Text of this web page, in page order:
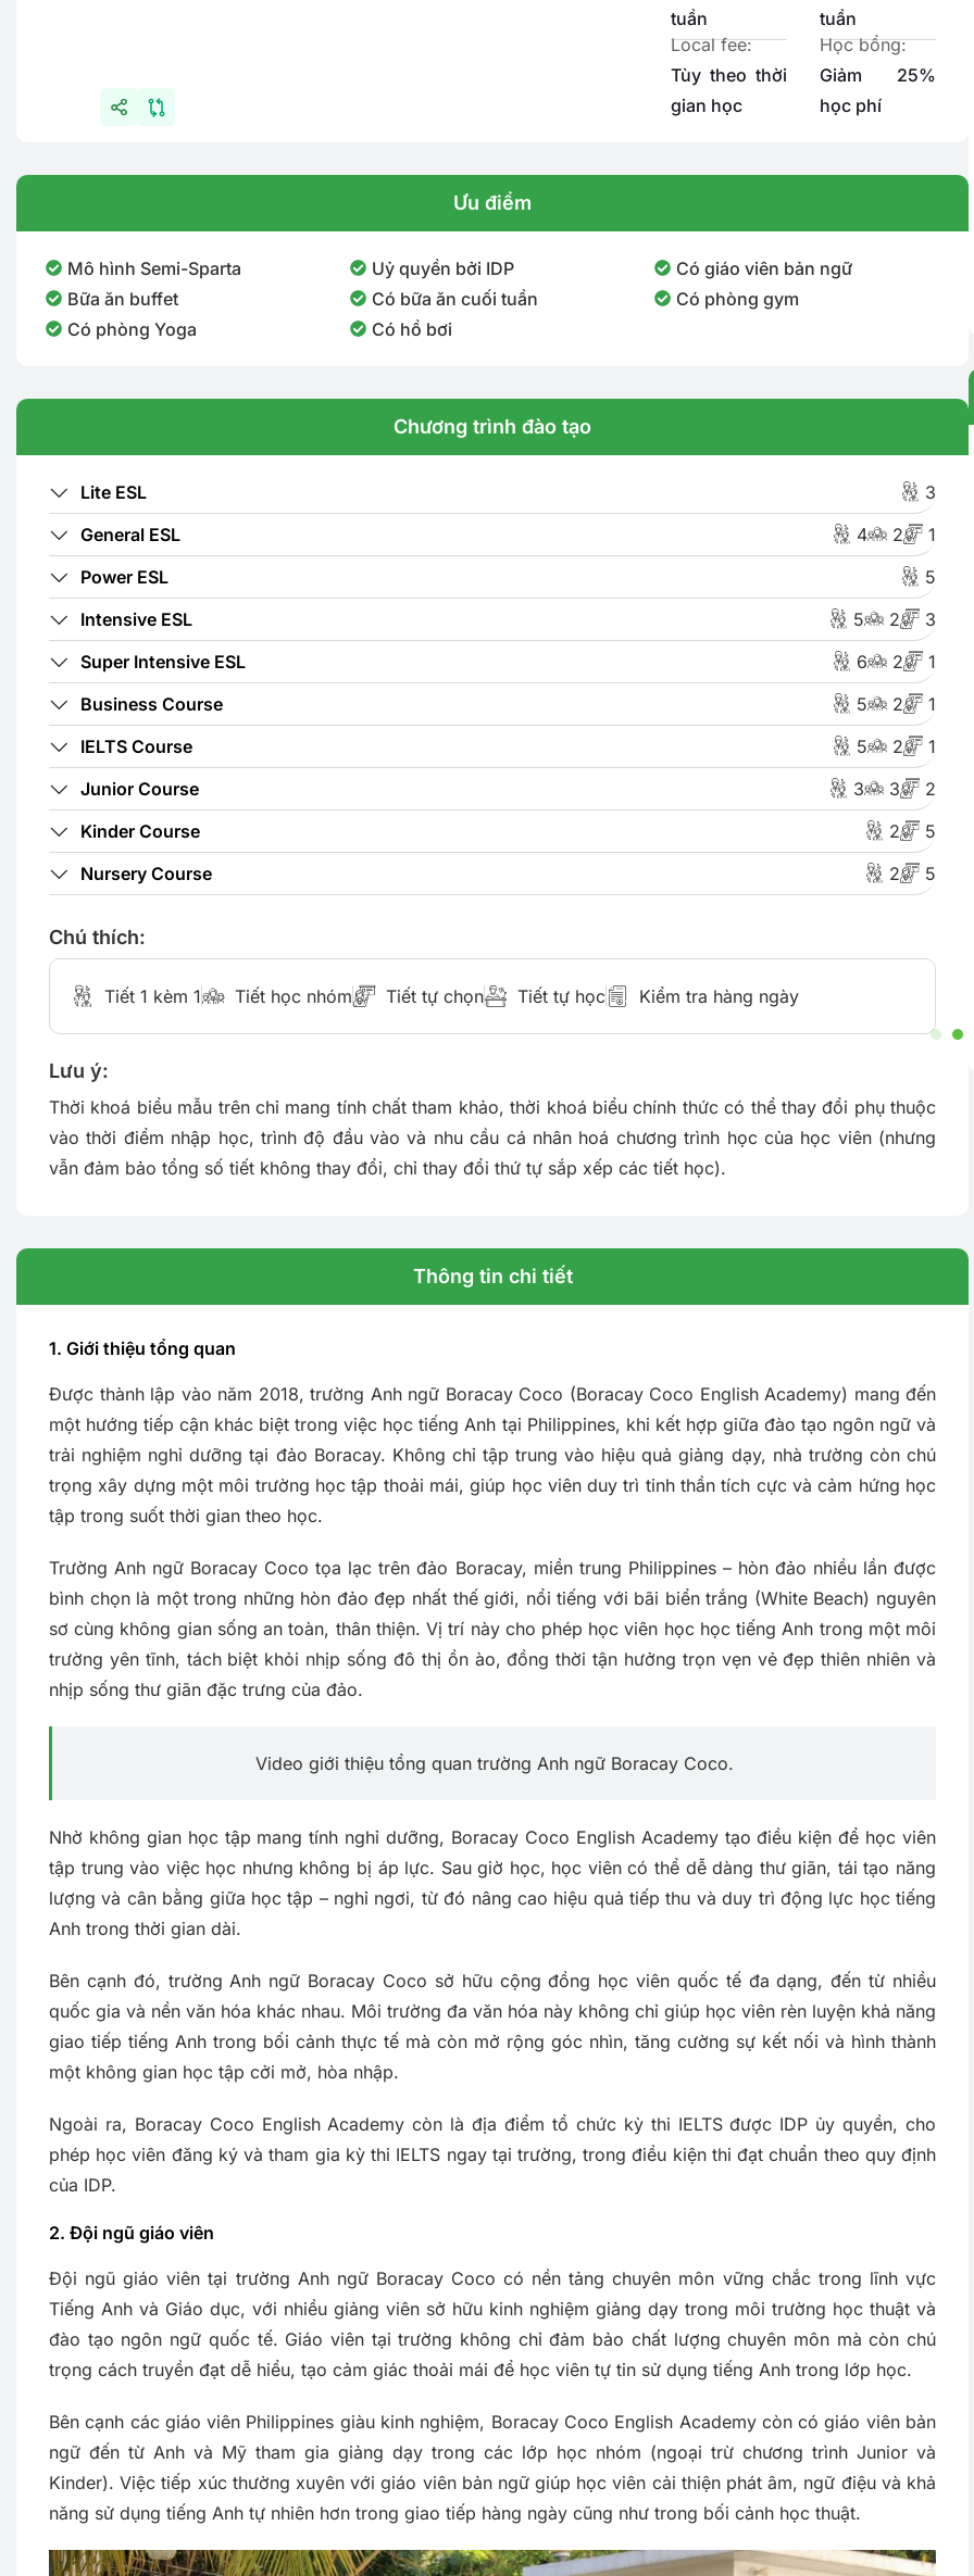
tuần
tuần
Local fee:
Tùy theo thời
gian học
Học bổng:
Giảm 25%
học phí
Ưu điểm
Mô hình Semi-Sparta Uỷ quyền bởi IDP
Có giáo viên bản ngữ
Bữa ăn buffet
Có bữa ăn cuối tuần
Có phòng gym
Có phòng Yoga
Có hồ bơi
Chương trình đào tạo
Lite ESL
3
General ESL
4 2
1
Power ESL
5
Intensive ESL
5 2
3
Super Intensive ESL
6 2
1
Business Course
5 2
1
IELTS Course
5 2
1
Junior Course
3 3
2
Kinder Course
2
5
Nursery Course
2 5
Chú thích:
Tiết 1 kèm 1 Tiết học nhóm Tiết tự chọn Tiết tự học Kiểm tra hàng ngày
Lưu ý:
Thời khoá biểu mẫu trên chỉ mang tính chất tham khảo, thời khoá biểu chính thức có thể thay đổi phụ thuộc
vào thời điểm nhập học, trình độ đầu vào và nhu cầu cá nhân hoá chương trình học của học viên (nhưng
vẫn đảm bảo tổng số tiết không thay đổi, chỉ thay đổi thứ tự sắp xếp các tiết học).
Thông tin chi tiết
1. Giới thiệu tổng quan
Được thành lập vào năm 2018, trường Anh ngữ Boracay Coco (Boracay Coco English Academy) mang đến
một hướng tiếp cận khác biệt trong việc học tiếng Anh tại Philippines, khi kết hợp giữa đào tạo ngôn ngữ và
trải nghiệm nghỉ dưỡng tại đảo Boracay. Không chỉ tập trung vào hiệu quả giảng dạy, nhà trường còn chú
trọng xây dựng một môi trường học tập thoải mái, giúp học viên duy trì tinh thần tích cực và cảm hứng học
tập trong suốt thời gian theo học.
Trường Anh ngữ Boracay Coco tọa lạc trên đảo Boracay, miền trung Philippines – hòn đảo nhiều lần được
bình chọn là một trong những hòn đảo đẹp nhất thế giới, nổi tiếng với bãi biển trắng (White Beach) nguyên
sơ cùng không gian sống an toàn, thân thiện. Vị trí này cho phép học viên học học tiếng Anh trong một môi
trường yên tĩnh, tách biệt khỏi nhịp sống đô thị ồn ào, đồng thời tận hưởng trọn vẹn vẻ đẹp thiên nhiên và
nhịp sống thư giãn đặc trưng của đảo.
Video giới thiệu tổng quan trường Anh ngữ Boracay Coco.
Nhờ không gian học tập mang tính nghỉ dưỡng, Boracay Coco English Academy tạo điều kiện để học viên
tập trung vào việc học nhưng không bị áp lực. Sau giờ học, học viên có thể dễ dàng thư giãn, tái tạo năng
lượng và cân bằng giữa học tập – nghỉ ngơi, từ đó nâng cao hiệu quả tiếp thu và duy trì động lực học tiếng
Anh trong thời gian dài.
Bên cạnh đó, trường Anh ngữ Boracay Coco sở hữu cộng đồng học viên quốc tế đa dạng, đến từ nhiều
quốc gia và nền văn hóa khác nhau. Môi trường đa văn hóa này không chỉ giúp học viên rèn luyện khả năng
giao tiếp tiếng Anh trong bối cảnh thực tế mà còn mở rộng góc nhìn, tăng cường sự kết nối và hình thành
một không gian học tập cởi mở, hòa nhập.
Ngoài ra, Boracay Coco English Academy còn là địa điểm tổ chức kỳ thi IELTS được IDP ủy quyền, cho
phép học viên đăng ký và tham gia kỳ thi IELTS ngay tại trường, trong điều kiện thi đạt chuẩn theo quy định
của IDP.
2. Đội ngũ giáo viên
Đội ngũ giáo viên tại trường Anh ngữ Boracay Coco có nền tảng chuyên môn vững chắc trong lĩnh vực
Tiếng Anh và Giáo dục, với nhiều giảng viên sở hữu kinh nghiệm giảng dạy trong môi trường học thuật và
đào tạo ngôn ngữ quốc tế. Giáo viên tại trường không chỉ đảm bảo chất lượng chuyên môn mà còn chú
trọng cách truyền đạt dễ hiểu, tạo cảm giác thoải mái để học viên tự tin sử dụng tiếng Anh trong lớp học.
Bên cạnh các giáo viên Philippines giàu kinh nghiệm, Boracay Coco English Academy còn có giáo viên bản
ngữ đến từ Anh và Mỹ tham gia giảng dạy trong các lớp học nhóm (ngoại trừ chương trình Junior và
Kinder). Việc tiếp xúc thường xuyên với giáo viên bản ngữ giúp học viên cải thiện phát âm, ngữ điệu và khả
năng sử dụng tiếng Anh tự nhiên hơn trong giao tiếp hàng ngày cũng như trong bối cảnh học thuật.
Du Học Philippines 6 Tháng: IELTS
Zero To Hero
Khám phá chương trình du học Philippines 6
tháng, nâng cao các kỹ năng tiếng Anh toàn
diện, đạt mục tiêu IELTS trong thời gian
Học Bổng Du Học Philippines 2025 Từ
Các Trường Anh Ngữ Hàng Đầu
Alpha Edu tự hào là cầu nối giúp hàng trăm
học viên mỗi năm tiếp cận những chương
trình học bổng du học Philippines giá trị từ